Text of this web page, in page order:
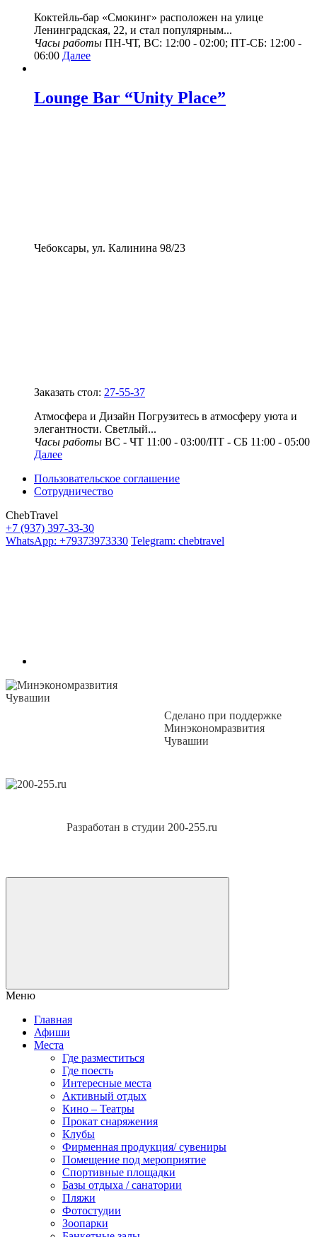
Коктейль-бар «Смокинг» расположен на улице
Ленинградская, 22, и стал популярным...
Часы работы ПН-ЧТ, ВС: 12:00 - 02:00; ПТ-СБ: 12:00 -
06:00 Далее
Lounge Bar “Unity Place”
Чебоксары, ул. Калинина 98/23
Заказать стол: 27-55-37
Атмосфера и Дизайн Погрузитесь в атмосферу уюта и
элегантности. Светлый...
Часы работы ВС - ЧТ 11:00 - 03:00/ПТ - СБ 11:00 - 05:00
Далее
Пользовательское соглашение
Сотрудничество
ChebTravel
+7 (937) 397-33-30
WhatsApp: +79373973330 Telegram: chebtravel
Сделано при поддержке
Минэкономразвития
Чувашии
Разработан в студии 200-255.ru
Меню
Главная
Афиши
Места
Где разместиться
Где поесть
Интересные места
Активный отдых
Кино – Театры
Прокат снаряжения
Клубы
Фирменная продукция/ сувениры
Помещение под мероприятие
Спортивные площадки
Базы отдыха / санатории
Пляжи
Фотостудии
Зоопарки